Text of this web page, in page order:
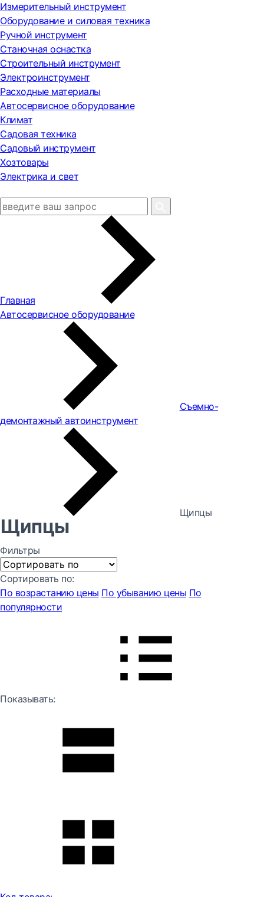
Измерительный инструмент
Оборудование и силовая техника
Ручной инструмент
Станочная оснастка
Строительный инструмент
Электроинструмент
Расходные материалы
Автосервисное оборудование
Климат
Садовая техника
Садовый инструмент
Хозтовары
Электрика и свет
Главная
Автосервисное оборудование
Съемно-
демонтажный автоинструмент
Щипцы
Щипцы
Фильтры
Сортировать по:
По возрастанию цены По убыванию цены По
популярности
Показывать: